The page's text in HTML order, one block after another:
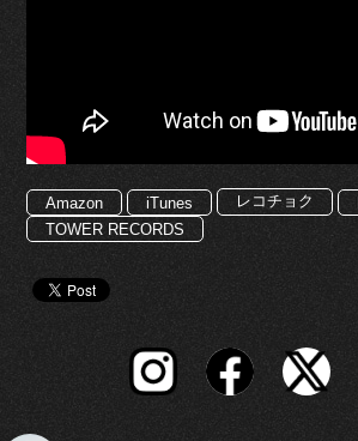
Amazon iTunes レコチョク
TOWER RECORDS